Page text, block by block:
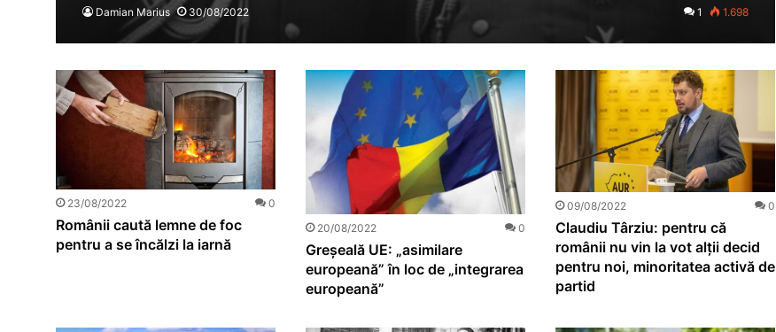
Damian Marius 30/08/2022 1 1.698
23/08/2022 0
Românii caută lemne de foc
pentru a se încălzi la iarnă
20/08/2022 0
Greșeală UE: „asimilare
europeană” în loc de „integrarea
europeană”
09/08/2022 0
Claudiu Târziu: pentru că
românii nu vin la vot alții decid
pentru noi, minoritatea activă de
partid